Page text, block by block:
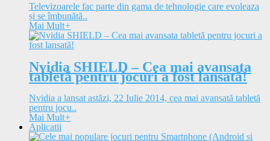
Televizoarele fac parte din gama de tehnologie care evoleaza
și se îmbunătă..
Mai Mult+
Nvidia SHIELD – Cea mai avansata
tabletă pentru jocuri a fost lansată!
Nvidia a lansat astăzi, 22 Iulie 2014, cea mai avansată tabletă
pentru jocu..
Mai Mult+
Aplicatii